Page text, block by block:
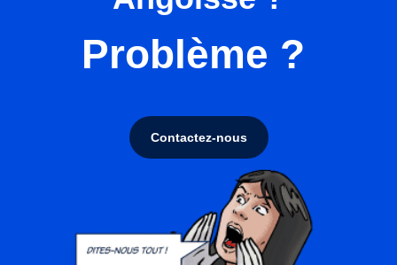
Problème ?
Contactez-nous